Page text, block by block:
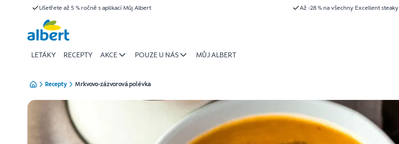
Ušetřete až 5 % ročně s aplikací Můj Albert Až -28 % na všechny Excellent steaky
LETÁKY RECEPTY AKCE POUZE U NÁS MŮJ ALBERT
Recepty Mrkvovo-zázvorová polévka